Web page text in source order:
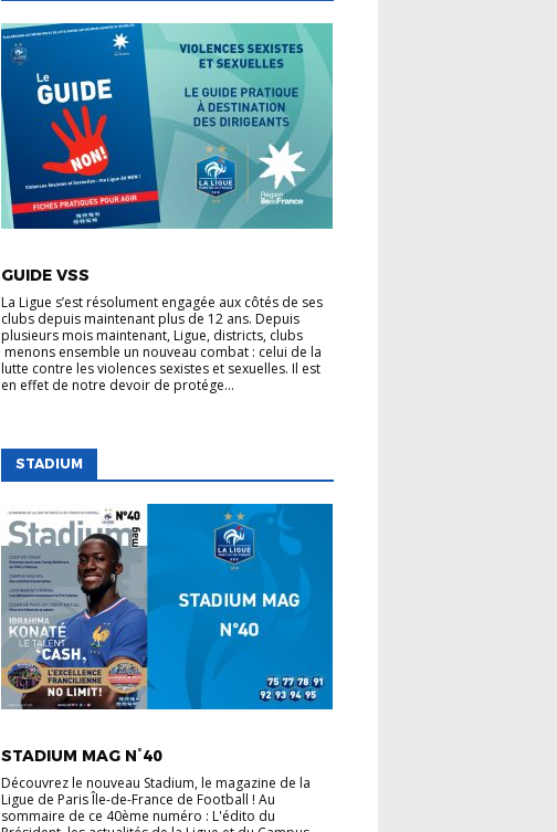
GUIDE VSS
La Ligue s’est résolument engagée aux côtés de ses
clubs depuis maintenant plus de 12 ans. Depuis
plusieurs mois maintenant, Ligue, districts, clubs
menons ensemble un nouveau combat : celui de la
lutte contre les violences sexistes et sexuelles. Il est
en effet de notre devoir de protége...
STADIUM
STADIUM MAG N°40
Découvrez le nouveau Stadium, le magazine de la
Ligue de Paris Île-de-France de Football ! Au
sommaire de ce 40ème numéro : L'édito du